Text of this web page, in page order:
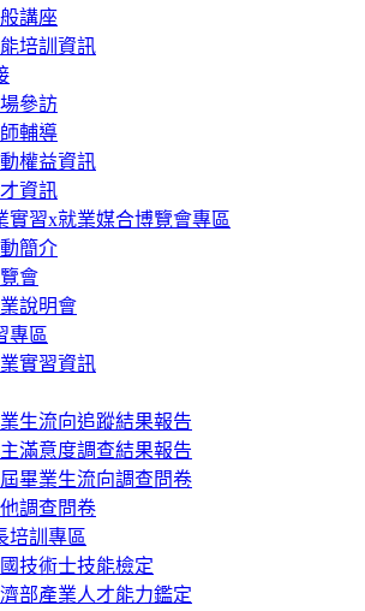
講座
培訓資訊
參訪
輔導
權益資訊
資訊
實習x就業媒合博覽會專區
簡介
會
說明會
專區
實習資訊
生流向追蹤結果報告
滿意度調查結果報告
畢業生流向調查問卷
調查問卷
培訓專區
技術士技能檢定
部產業人才能力鑑定